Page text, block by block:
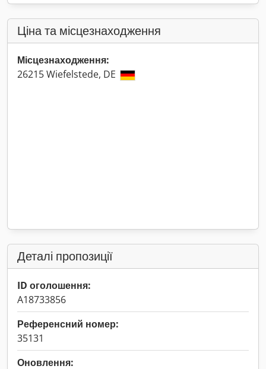
Ціна та місцезнаходження
Місцезнаходження:
26215 Wiefelstede, DE
Деталі пропозиції
ID оголошення:
A18733856
Референсний номер:
35131
Оновлення: